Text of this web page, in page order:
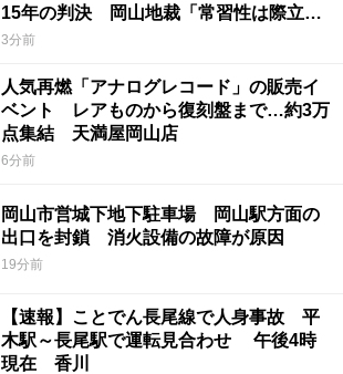
15年の判決 岡山地裁「常習性は際立っ
ていて被害結果も非常に重い」
3分前
人気再燃「アナログレコード」の販売イ
ベント レアものから復刻盤まで…約3万
点集結 天満屋岡山店
6分前
岡山市営城下地下駐車場 岡山駅方面の
出口を封鎖 消火設備の故障が原因
19分前
【速報】ことでん長尾線で人身事故 平
木駅～長尾駅で運転見合わせ 午後4時
現在 香川